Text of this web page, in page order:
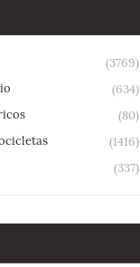
(3769)
(634)
(80)
(1416)
(337)